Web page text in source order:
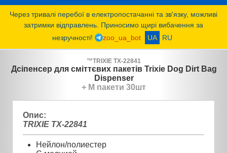
Через тривалі перебої в електропостачанні та зв'язку, можливі
затримки відправлень. Приносимо щирі вибачення за
незручності!
zoo_ua_bot UA RU
™TRIXIE TX-22841
Дсіпенсер для сміттєвих пакетів Trixie Dog Dirt Bag
Dispenser
+ М пакети 30шт
Опис:
TRIXIE TX-22841
Нейлон/полиестер